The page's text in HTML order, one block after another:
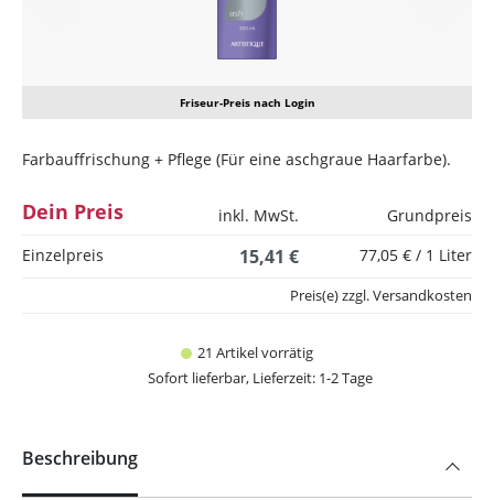
Friseur-Preis nach Login
Farbauffrischung + Pflege (Für eine aschgraue Haarfarbe).
Dein Preis inkl. MwSt.
Grundpreis
Einzelpreis
15,41 € 77,05 € / 1 Liter
21 Artikel vorrätig
Sofort lieferbar, Lieferzeit: 1-2 Tage
Preis(e) zzgl. Versandkosten
Beschreibung